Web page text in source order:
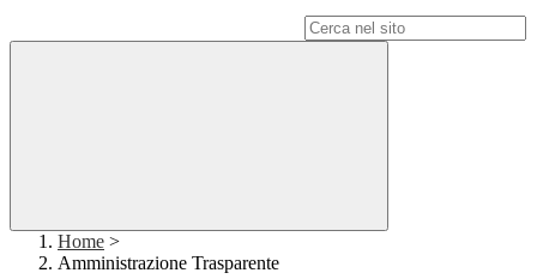
Home >
Amministrazione Trasparente